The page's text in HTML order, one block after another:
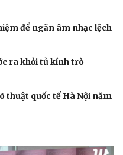
để ngăn âm nhạc lệch
ra khỏi tủ kính trò
thuật quốc tế Hà Nội năm